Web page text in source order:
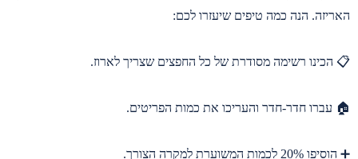
האריזה. הנה כמה טיפים שיעזרו לכם:
📋 הכינו רשימה מסודרת של כל החפצים שצריך לארוז.
🏠 עברו חדר-חדר והעריכו את כמות הפריטים.
➕ הוסיפו 20% לכמות המשוערת למקרה הצורך.